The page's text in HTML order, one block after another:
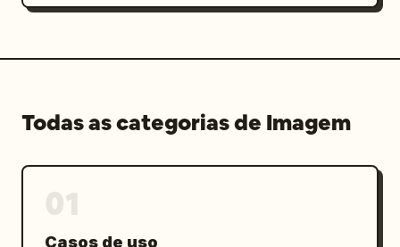
Todas as categorias de Imagem
Casos de uso